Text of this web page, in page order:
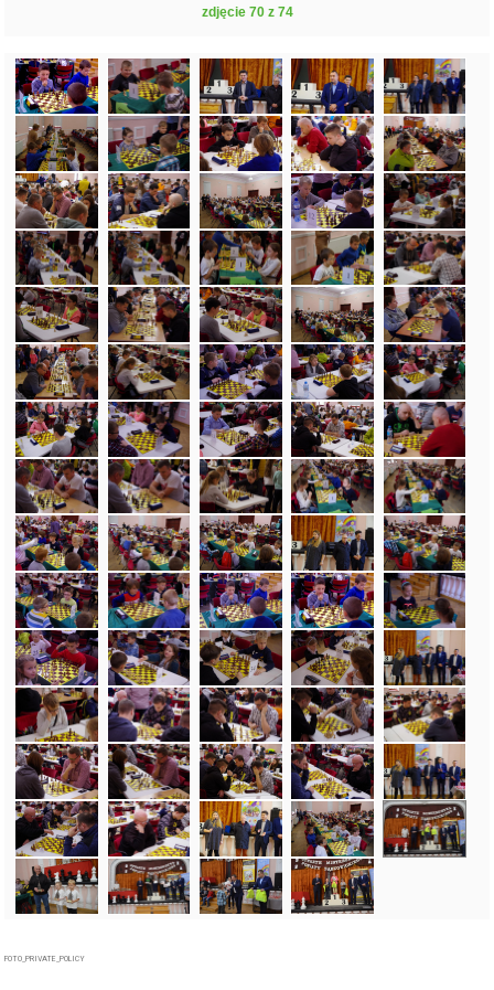
zdjęcie 70 z 74
FOTO_PRIVATE_POLICY